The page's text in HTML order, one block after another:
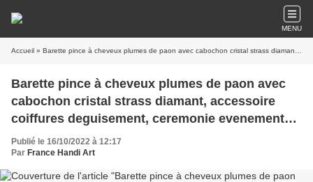
MENU
Accueil » Barette pince à cheveux plumes de paon avec cabochon cristal strass diamant, accessoire coiffures deguisement, ceremonie evenement fete,cadeau anniversaire noel,fait mains sur feutrine,bleu vert marron noir argente,femme homme unisex,boho bobo gothique folklore
Barette pince à cheveux plumes de paon avec
cabochon cristal strass diamant, accessoire
coiffures deguisement, ceremonie evenement
fete,cadeau anniversaire noel,fait mains sur
feutrine,bleu vert marron noir argente,femme
homme unisex,boho bobo gothique folklore
Publié le 16/10/2022 à 12:17
Par France Handi Art